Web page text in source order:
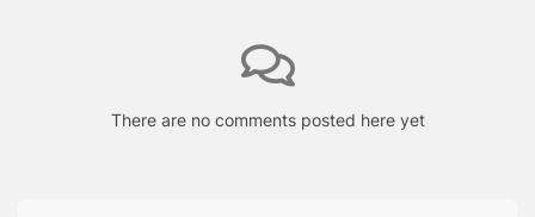
There are no comments posted here yet